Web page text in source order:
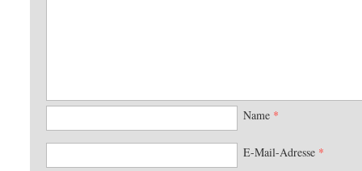
Name *
E-Mail-Adresse *